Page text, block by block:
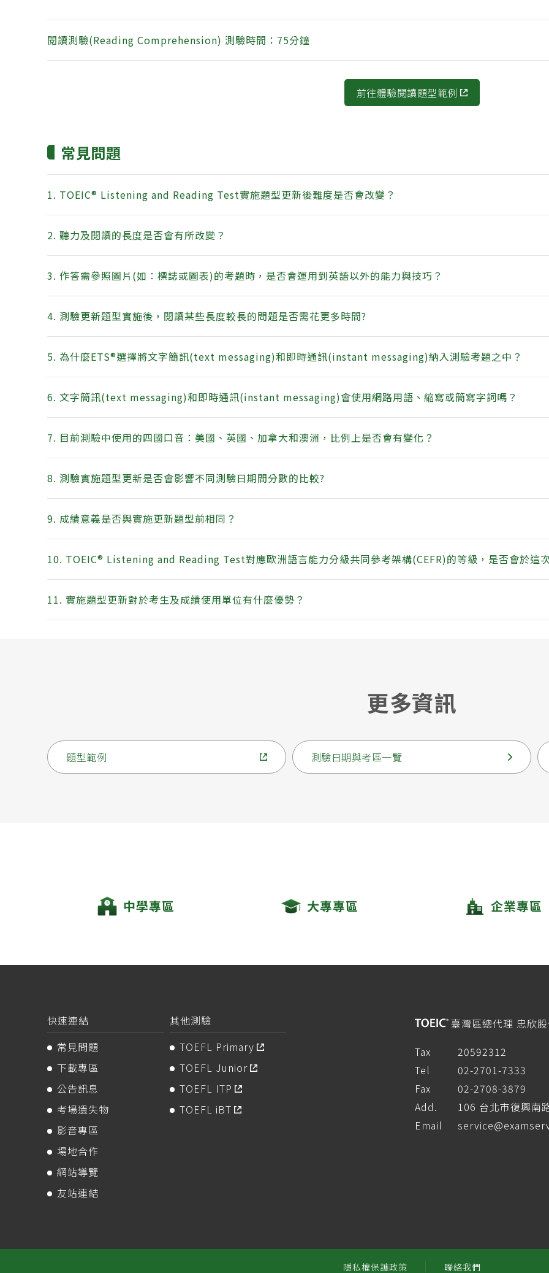
閱讀測驗(Reading Comprehension) 測驗時間：75分鐘
前往體驗閱讀題型範例
常見問題
1. TOEIC® Listening and Reading Test實施題型更新後難度是否會改變？
2. 聽力及閱讀的長度是否會有所改變？
3. 作答需參照圖片(如：標誌或圖表)的考題時，是否會運用到英語以外的能力與技巧？
4. 測驗更新題型實施後，閱讀某些長度較長的問題是否需花更多時間?
5. 為什麼ETS®選擇將文字簡訊(text messaging)和即時通訊(instant messaging)納入測驗考題之中？
6. 文字簡訊(text messaging)和即時通訊(instant messaging)會使用網路用語、縮寫或簡寫字詞嗎？
7. 目前測驗中使用的四國口音：美國、英國、加拿大和澳洲，比例上是否會有變化？
8. 測驗實施題型更新是否會影響不同測驗日期間分數的比較?
9. 成績意義是否與實施更新題型前相同？
10. TOEIC® Listening and Reading Test對應歐洲語言能力分級共同參考架構(CEFR)的等級，是否會於這
11. 實施題型更新對於考生及成績使用單位有什麼優勢？
更多資訊
題型範例 測驗日期與考區一覽
中學專區 大專專區 企業專區
快速連結
常見問題
下載專區
公告訊息
考場遺失物
影音專區
場地合作
網站導覽
友站連結
其他測驗
TOEFL Primary
TOEFL Junior
TOEFL ITP
TOEFL iBT
臺灣區總代理 忠欣
Tax
20592312
Tel
02-2701-7333
Fax
02-2708-3879
Add.
106 台北市復興南
Email
隱私權保護政策 聯絡我們